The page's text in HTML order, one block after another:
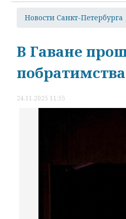
Новости Санкт-Петербурга
В Гаване
24.11.2025 11:55